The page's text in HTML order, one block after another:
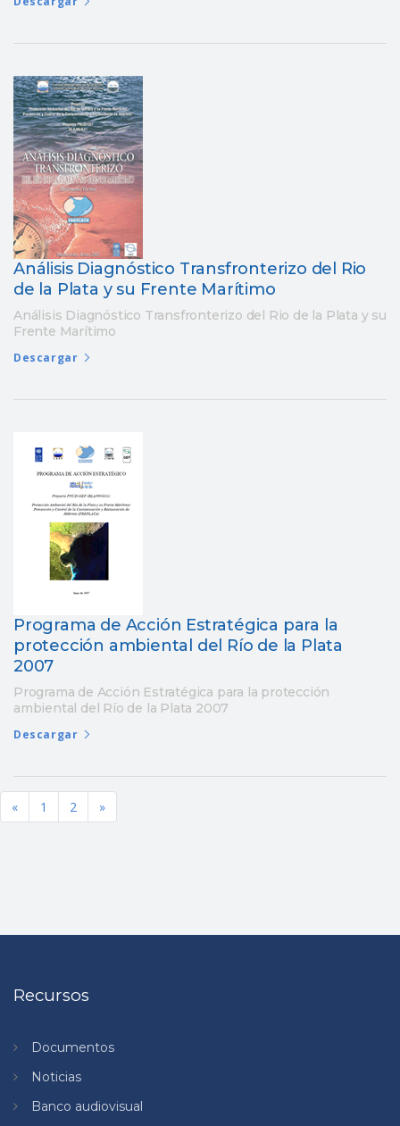
Análisis Diagnóstico Transfronterizo del Rio
de la Plata y su Frente Marítimo
Análisis Diagnóstico Transfronterizo del Rio de la Plata y su
Frente Marítimo
Descargar
Programa de Acción Estratégica para la
protección ambiental del Río de la Plata
2007
Programa de Acción Estratégica para la protección
ambiental del Río de la Plata 2007
Descargar
«Anterior
1 2 »Próximo
Recursos
Documentos
Noticias
Banco audiovisual